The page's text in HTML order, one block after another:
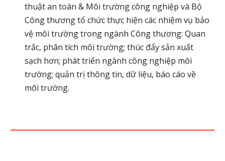
thuật an toàn & Môi trường công nghiệp và Bộ
Công thương tổ chức thực hiện các nhiệm vụ bảo
vệ môi trường trong ngành Công thương: Quan
trắc, phân tích môi trường; thúc đẩy sản xuất
sạch hơn; phát triển ngành công nghiệp môi
trường; quản trị thông tin, dữ liệu, báo cáo về
môi trường.